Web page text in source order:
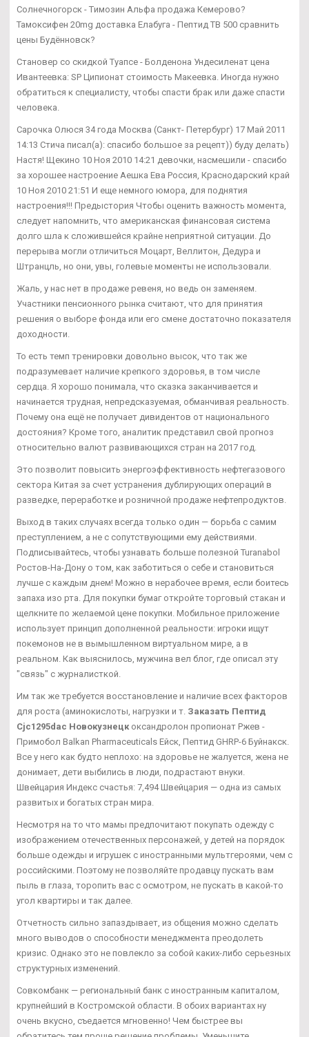
Солнечногорск - Tимозин Альфа продажа Кемерово?
Тамоксифен 20mg доставка Елабуга - Пептид TB 500 сравнить
цены Будённовск?
Становер со скидкой Туапсе - Болденона Ундесиленат цена
Ивантеевка: SP Ципионат стоимость Макеевка. Иногда нужно
обратиться к специалисту, чтобы спасти брак или даже спасти
человека.
Сарочка Олюся 34 года Москва (Санкт- Петербург) 17 Май 2011
14:13 Стича писал(а): спасибо большое за рецепт)) буду делать)
Настя! Щекино 10 Ноя 2010 14:21 девочки, насмешили - спасибо
за хорошее настроение Аешка Ева Россия, Краснодарский край
10 Ноя 2010 21:51 И еще немного юмора, для поднятия
настроения!!! Предыстория Чтобы оценить важность момента,
следует напомнить, что американская финансовая система
долго шла к сложившейся крайне неприятной ситуации. До
перерыва могли отличиться Моцарт, Веллитон, Дедура и
Штранцль, но они, увы, голевые моменты не использовали.
Жаль, у нас нет в продаже ревеня, но ведь он заменяем.
Участники пенсионного рынка считают, что для принятия
решения о выборе фонда или его смене достаточно показателя
доходности.
То есть темп тренировки довольно высок, что так же
подразумевает наличие крепкого здоровья, в том числе
сердца. Я хорошо понимала, что сказка заканчивается и
начинается трудная, непредсказуемая, обманчивая реальность.
Почему она ещё не получает дивидентов от национального
достояния? Кроме того, аналитик представил свой прогноз
относительно валют развивающихся стран на 2017 год.
Это позволит повысить энергоэффективность нефтегазового
сектора Китая за счет устранения дублирующих операций в
разведке, переработке и розничной продаже нефтепродуктов.
Выход в таких случаях всегда только один — борьба с самим
преступлением, а не с сопутствующими ему действиями.
Подписывайтесь, чтобы узнавать больше полезной Turanabol
Ростов-На-Дону о том, как заботиться о себе и становиться
лучше с каждым днем! Можно в нерабочее время, если боитесь
запаха изо рта. Для покупки бумаг откройте торговый стакан и
щелкните по желаемой цене покупки. Мобильное приложение
использует принцип дополненной реальности: игроки ищут
покемонов не в вымышленном виртуальном мире, а в
реальном. Как выяснилось, мужчина вел блог, где описал эту
"связь" с журналисткой.
Им так же требуется восстановление и наличие всех факторов
для роста (аминокислоты, нагрузки и т. Заказать Пептид
Cjc1295dac Новокузнецк оксандролон пропионат Ржев -
Примобол Balkan Pharmaceuticals Ейск, Пептид GHRP-6 Буйнакск.
Все у него как будто неплохо: на здоровье не жалуется, жена не
донимает, дети выбились в люди, подрастают внуки.
Швейцария Индекс счастья: 7,494 Швейцария — одна из самых
развитых и богатых стран мира.
Несмотря на то что мамы предпочитают покупать одежду с
изображением отечественных персонажей, у детей на порядок
больше одежды и игрушек с иностранными мультгероями, чем с
российскими. Поэтому не позволяйте продавцу пускать вам
пыль в глаза, торопить вас с осмотром, не пускать в какой-то
угол квартиры и так далее.
Отчетность сильно запаздывает, из общения можно сделать
много выводов о способности менеджмента преодолеть
кризис. Однако это не повлекло за собой каких-либо серьезных
структурных изменений.
Совкомбанк — региональный банк с иностранным капиталом,
крупнейший в Костромской области. В обоих вариантах ну
очень вкусно, съедается мгновенно! Чем быстрее вы